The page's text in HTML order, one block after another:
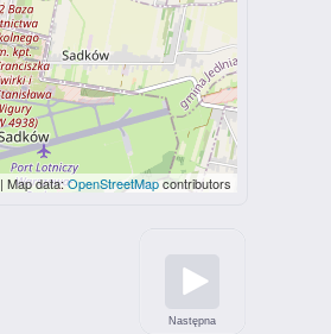
| Map data:OpenStreetMapcontributors
Następna